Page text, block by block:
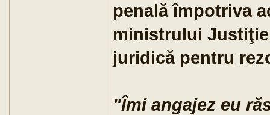
penală împotriva
ministrului
juridică pentru
"Îmi angajez eu